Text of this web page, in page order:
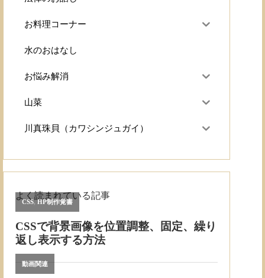
お料理コーナー
水のおはなし
お悩み解消
山菜
川真珠貝（カワシンジュガイ）
よく読まれている記事